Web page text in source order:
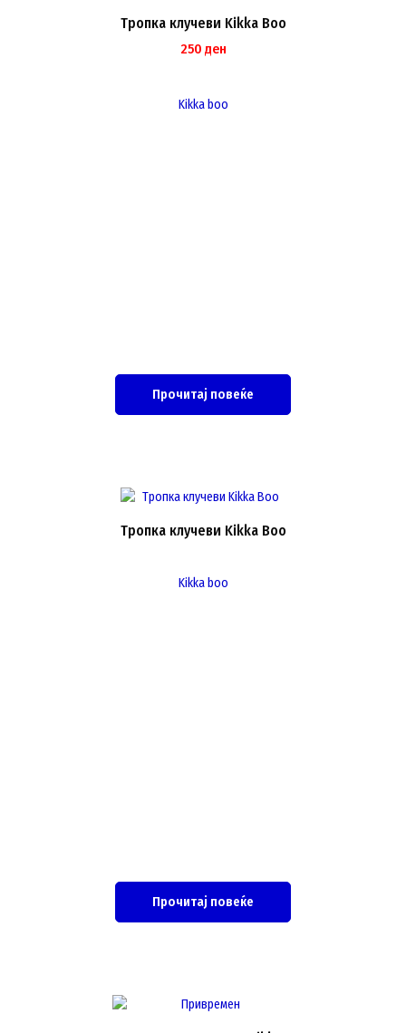
Тропка клучеви Kikka Boo
250 ден
Kikka boo
Прочитај повеќе
Тропка клучеви Kikka Boo
Kikka boo
Прочитај повеќе